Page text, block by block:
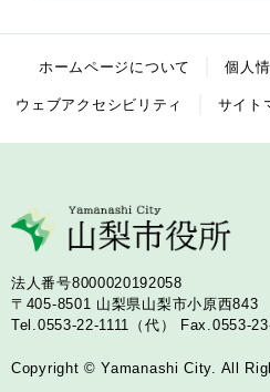
ホームページについて 個人
ウェブアクセシビリティ サイト
法人番号8000020192058
〒405-8501 山梨県山梨市小原西843
Tel.0553-22-1111（代）
Fax.0553-
Copyright © Yamanashi City. All